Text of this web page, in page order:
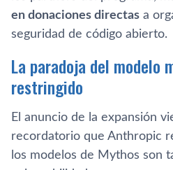
en donaciones directas a
seguridad de código abierto.
La paradoja del modelo
restringido
El anuncio de la expansión
recordatorio que Anthropic
los modelos de Mythos son